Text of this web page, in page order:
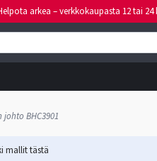
arkea – verkkokaupasta 12 tai
BHC3901
mallittästä